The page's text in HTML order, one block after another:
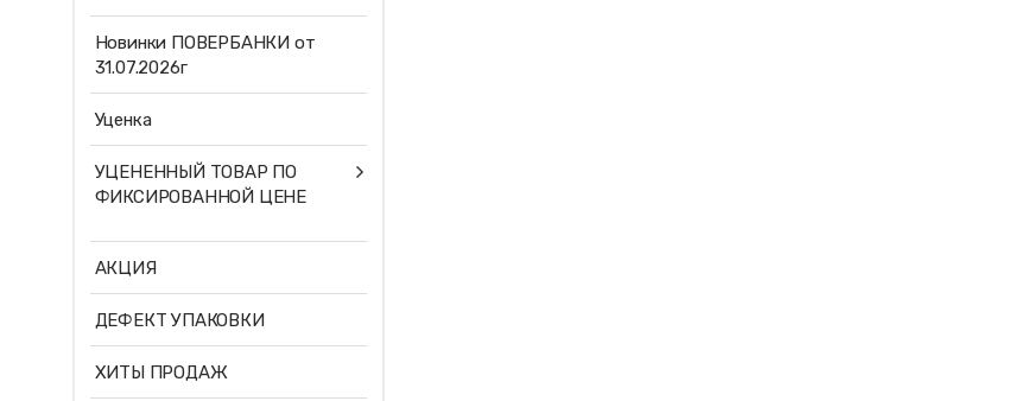
Новинки ПОВЕРБАНКИ от
31.07.2026г
Уценка
УЦЕНЕННЫЙ ТОВАР ПО
ФИКСИРОВАННОЙ ЦЕНЕ
АКЦИЯ
ДЕФЕКТ УПАКОВКИ
ХИТЫ ПРОДАЖ